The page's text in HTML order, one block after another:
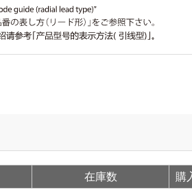
在庫数
購